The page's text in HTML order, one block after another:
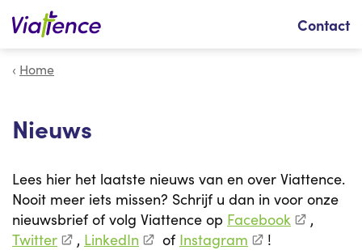
Contact
Zoeken
Home
Nieuws
Lees hier het laatste nieuws van en over Viattence.
Nooit meer iets missen? Schrijf u dan in voor onze
nieuwsbrief of volg Viattence op Facebook
,
Twitter
, LinkedIn of Instagram !